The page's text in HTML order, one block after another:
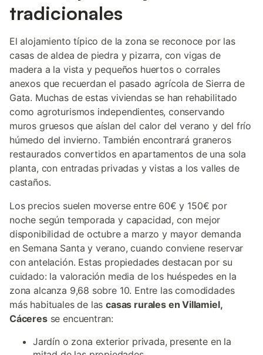
tradicionales
El alojamiento típico de la zona se reconoce por las
casas de aldea de piedra y pizarra, con vigas de
madera a la vista y pequeños huertos o corrales
anexos que recuerdan el pasado agrícola de Sierra de
Gata. Muchas de estas viviendas se han rehabilitado
como agroturismos independientes, conservando
muros gruesos que aíslan del calor del verano y del frío
húmedo del invierno. También encontrará graneros
restaurados convertidos en apartamentos de una sola
planta, con entradas privadas y vistas a los valles de
castaños.
Los precios suelen moverse entre 60€ y 150€ por
noche según temporada y capacidad, con mejor
disponibilidad de octubre a marzo y mayor demanda
en Semana Santa y verano, cuando conviene reservar
con antelación. Estas propiedades destacan por su
cuidado: la valoración media de los huéspedes en la
zona alcanza 9,68 sobre 10. Entre las comodidades
más habituales de lascasas rurales en Villamiel,
Cáceresse encuentran:
Jardín o zona exterior privada, presente en la